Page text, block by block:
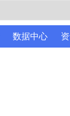
数据中心